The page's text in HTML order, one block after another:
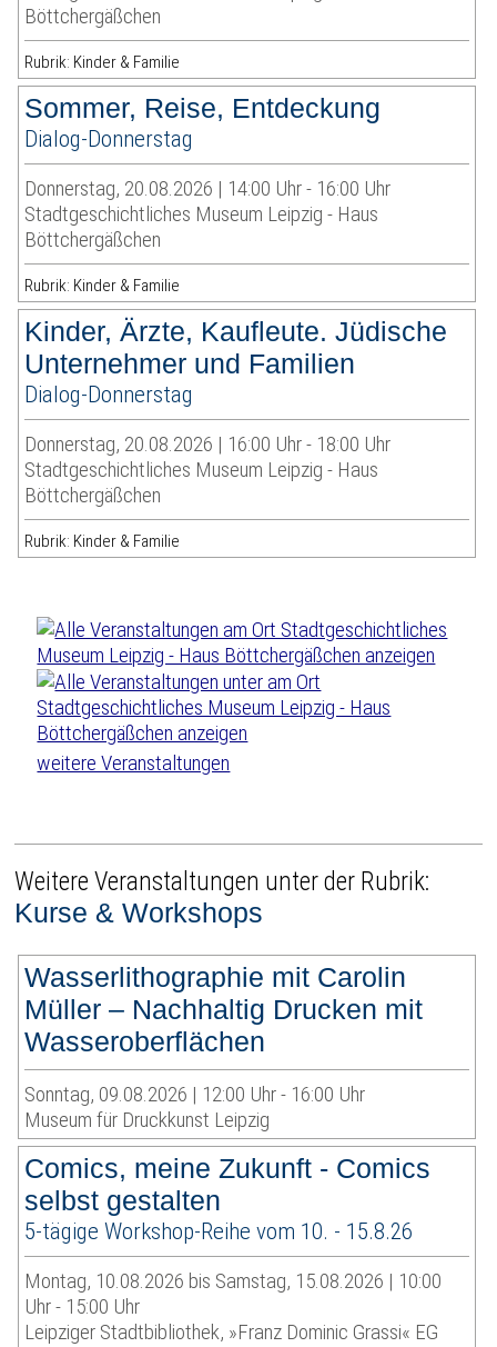
Böttchergäßchen
Rubrik: Kinder & Familie
Sommer, Reise, Entdeckung
Dialog-Donnerstag
Donnerstag, 20.08.2026 | 14:00 Uhr - 16:00 Uhr
Stadtgeschichtliches Museum Leipzig - Haus
Böttchergäßchen
Rubrik: Kinder & Familie
Kinder, Ärzte, Kaufleute. Jüdische
Unternehmer und Familien
Dialog-Donnerstag
Donnerstag, 20.08.2026 | 16:00 Uhr - 18:00 Uhr
Stadtgeschichtliches Museum Leipzig - Haus
Böttchergäßchen
Rubrik: Kinder & Familie
weitere Veranstaltungen
Weitere Veranstaltungen unter der Rubrik:
Kurse & Workshops
Wasserlithographie mit Carolin
Müller – Nachhaltig Drucken mit
Wasseroberflächen
Sonntag, 09.08.2026 | 12:00 Uhr - 16:00 Uhr
Museum für Druckkunst Leipzig
Comics, meine Zukunft - Comics
selbst gestalten
5-tägige Workshop-Reihe vom 10. - 15.8.26
Montag, 10.08.2026 bis Samstag, 15.08.2026 | 10:00
Uhr - 15:00 Uhr
Leipziger Stadtbibliothek, »Franz Dominic Grassi« EG